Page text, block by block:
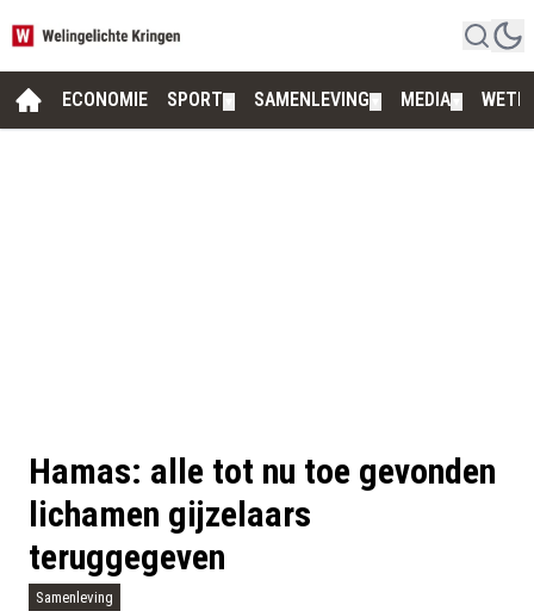
ECONOMIE SPORT SAMENLEVING MEDIA
Hamas: alle tot nu toe gevonden
lichamen gijzelaars
teruggegeven
Samenleving